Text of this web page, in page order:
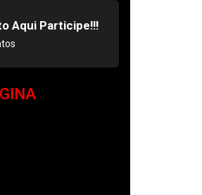
Aqui Participe!!!